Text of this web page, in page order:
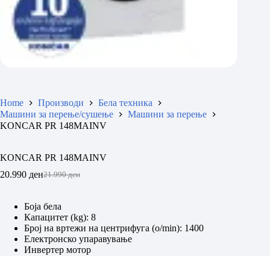
Home Производи
Бела техника
Машини за перење/сушење
Машини за перење
KONCAR PR 148MAINV
KONCAR PR 148MAINV
21.990ден
Original
was:
21.990 ден.
20.990 денCurrent
is:
20.990 ден.
Боја бела
Капацитет (kg): 8
Број на вртежи на центрифуга (o/min): 1400
Електронско упаравување
Инвертер мотор